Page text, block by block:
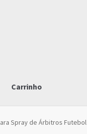
Carrinho
Spray de Árbitros Futebol